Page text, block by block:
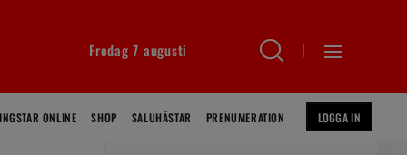
Fredag 7 augusti
ONLINE SHOP SALUHÄSTAR PRENUMERATION LOGGA IN